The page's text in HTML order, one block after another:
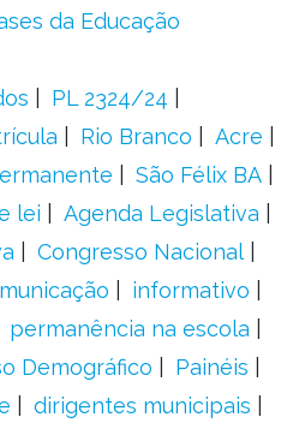
da Educação
PL 2324/24
Rio Branco
Acre
São Félix BA
lei
Agenda Legislativa
Congresso Nacional
informativo
permanência na escola
Demográfico
Painéis
dirigentes municipais